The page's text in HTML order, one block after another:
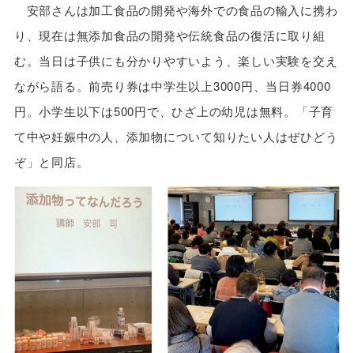
安部さんは加工食品の開発や海外での食品の輸入に携わ
り、現在は無添加食品の開発や伝統食品の復活に取り組
む。当日は子供にも分かりやすいよう、楽しい実験を交え
ながら語る。前売り券は中学生以上3000円、当日券4000
円。小学生以下は500円で、ひざ上の幼児は無料。「子育
て中や妊娠中の人、添加物について知りたい人はぜひどう
ぞ」と同店。